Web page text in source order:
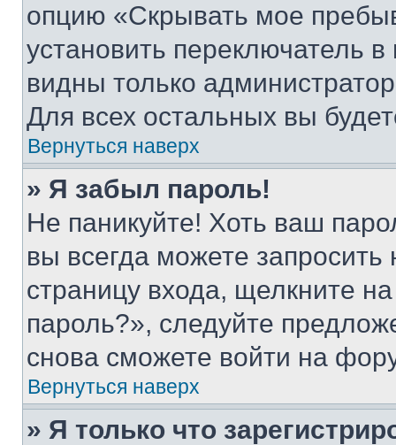
опцию «Скрывать мое
установить переключатель
видны только
Для всех остальных вы
Вернуться наверх
» Я забыл пароль!
Не паникуйте! Хоть ваш
вы всегда можете
страницу входа, щелкните
пароль?», следуйте
снова сможете войти на
Вернуться наверх
» Я только что